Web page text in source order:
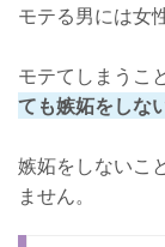
モテる男には女
モテてしまうこ
ても嫉妬をしな
嫉妬をしないこ
ません。